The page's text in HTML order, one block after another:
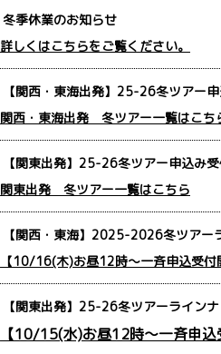
冬季休業のお知らせ
詳しくはこちらをご覧ください。
【関西・東海出発】25-26冬ツアー
関西・東海出発 冬ツアー一覧はこち
【関東出発】25-26冬ツアー申込み
関東出発 冬ツアー一覧はこちら
【関西・東海】2025-2026冬ツアー
【10/16(木)お昼12時～一斉申込受付
【関東出発】25-26冬ツアーライン
【10/15(水)お昼12時～一斉申